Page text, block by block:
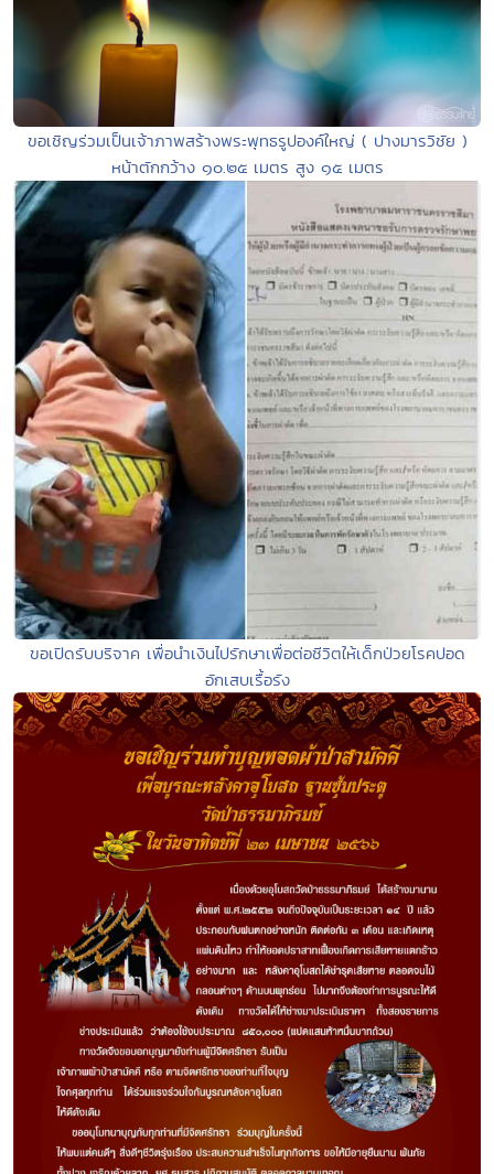
ขอเชิญร่วมเป็นเจ้าภาพสร้างพระพุทธรูปองค์ใหญ่ ( ปางมารวิชัย )
หน้าตักกว้าง ๑๐.๒๕ เมตร สูง ๑๕ เมตร
ขอเปิดรับบริจาค เพื่อนำเงินไปรักษาเพื่อต่อชีวิตให้เด็กป่วยโรคปอด
อักเสบเรื้อรัง